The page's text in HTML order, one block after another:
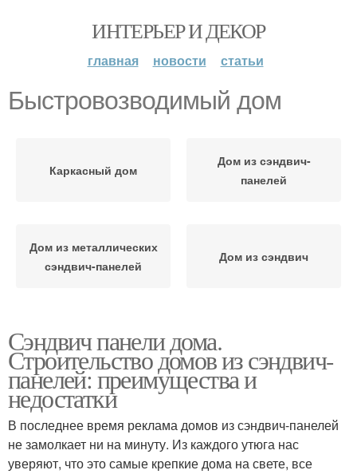
ИНТЕРЬЕР И ДЕКОР
главная новости статьи
Быстровозводимый дом
Каркасный дом
Дом из сэндвич-
панелей
Дом из металлических
сэндвич-панелей
Дом из сэндвич
Сэндвич панели дома.
Строительство домов из сэндвич-
панелей: преимущества и
недостатки
В последнее время реклама домов из сэндвич-панелей
не замолкает ни на минуту. Из каждого утюга нас
уверяют, что это самые крепкие дома на свете, все